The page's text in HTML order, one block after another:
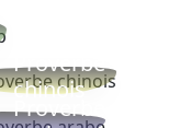
Proverbe
chinois
Proverbe